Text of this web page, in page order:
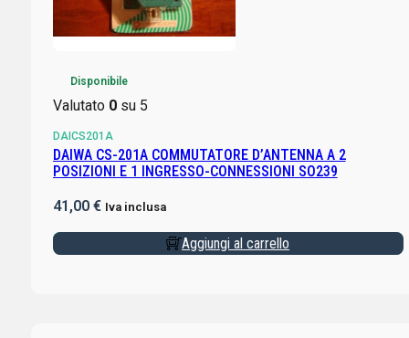
Disponibile
Valutato 0su 5
DAICS201A
DAIWA CS-201A COMMUTATORE D’ANTENNA A 2
POSIZIONI E 1 INGRESSO-CONNESSIONI SO239
41,00 € Iva inclusa
Aggiungi al carrello